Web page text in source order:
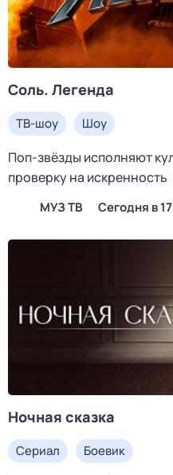
Соль. Легенда
ТВ-шоу Шоу
Поп-звёзды исполняют
проверку на искренность
МУЗ ТВ Сегодня в
Ночная сказка
Сериал Боевик